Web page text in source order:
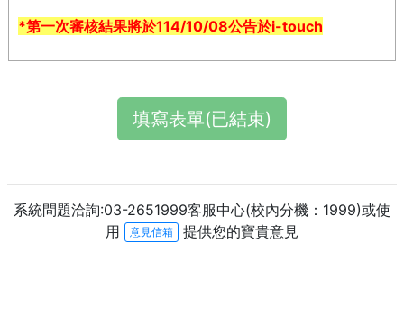
*第一次審核結果將於114/10/08公告於i-touch
填寫表單(已結束)
系統問題洽詢:03-2651999客服中心(校內分機：1999)或使
用
意見信箱 提供您的寶貴意見